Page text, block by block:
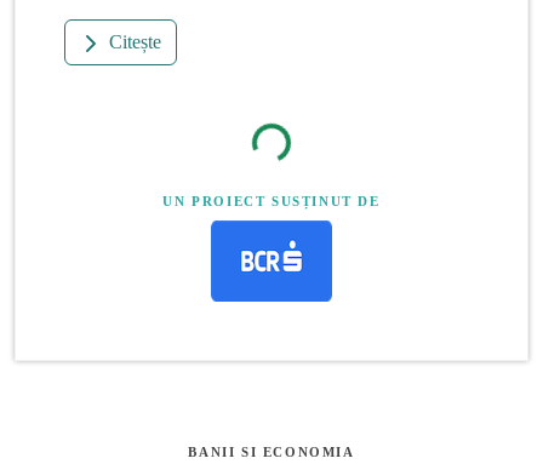
Citește
UN PROIECT SUSȚINUT DE
BANII SI ECONOMIA